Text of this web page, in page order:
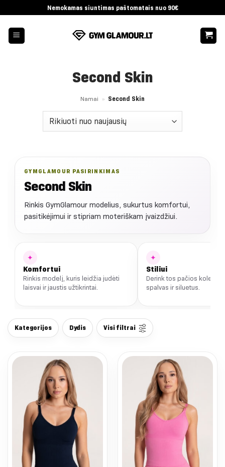
to
content
Nemokamas siuntimas paštomatais nuo 90€
Second Skin
Namai » Second Skin
GYMGLAMOUR PASIRINKIMAS
Second Skin
Rinkis GymGlamour modelius, sukurtus komfortui,
pasitikėjimui ir stipriam moteriškam įvaizdžiui.
✦
Komfortui
Rinkis modelį, kuris leidžia judėti
laisvai ir jaustis užtikrintai.
✦
Stiliui
Derink tos pačios
spalvas ir siluetus.
Kategorijos Dydis Visi filtrai